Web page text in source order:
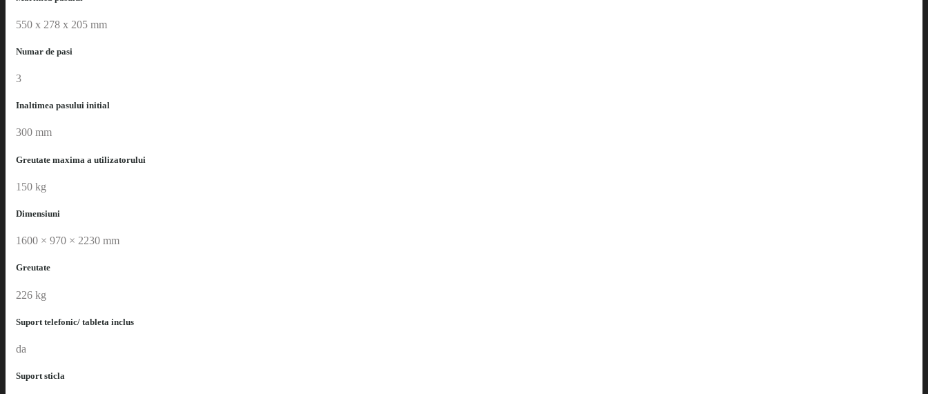
550 x 278 x 205 mm
Numar de pasi
3
Inaltimea pasului initial
300 mm
Greutate maxima a utilizatorului
150 kg
Dimensiuni
1600 × 970 × 2230 mm
Greutate
226 kg
Suport telefonic/ tableta inclus
da
Suport sticla